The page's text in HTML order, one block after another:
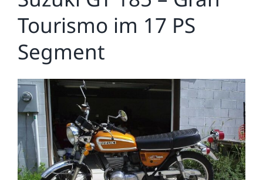
Tourismo im 17 PS
Segment
Zeige
grösseres
Bild